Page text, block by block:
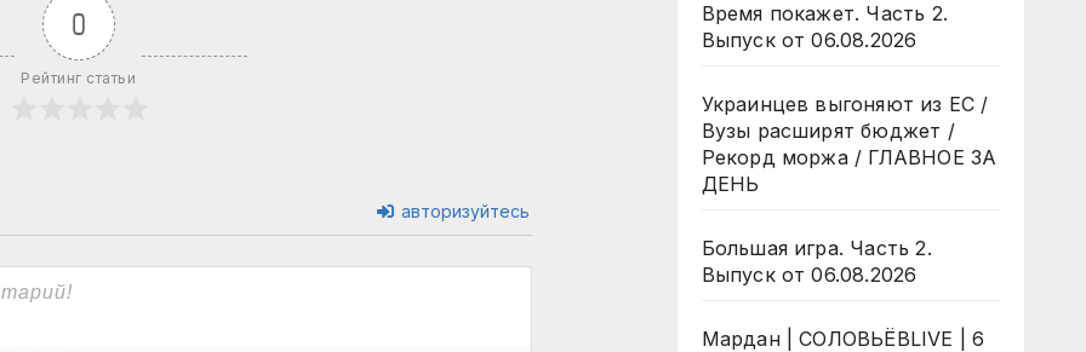
0
Рейтинг статьи
авторизуйтесь
Время покажет. Часть 2.
Выпуск от 06.08.2026
Украинцев выгоняют из ЕС /
Вузы расширят бюджет /
Рекорд моржа / ГЛАВНОЕ ЗА
ДЕНЬ
Большая игра. Часть 2.
Выпуск от 06.08.2026
Мардан | СОЛОВЬЁВLIVE | 6